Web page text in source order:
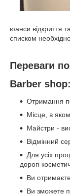
юанси відкриття
списком
Переваги
Barber shop:
Отримання
Місце, в
Майстри -
Відмінний
Для усіх
дорогі
Ви
Ви зможете